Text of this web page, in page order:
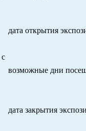
дата открытия
возможные дни
дата закрытия